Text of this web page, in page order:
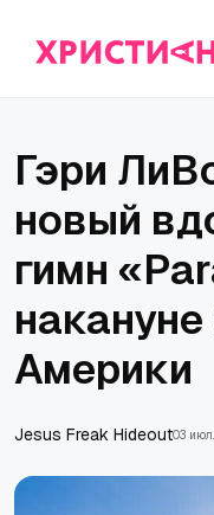
Гэри
новый
гимн
Америки
Jesus Freak Hideout03